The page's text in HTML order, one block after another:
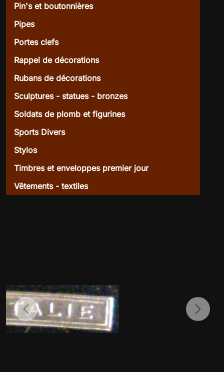
Pin's et boutonnières
Pipes
Portes clefs
Rappel de décorations
Rubans de décorations
Sculptures - statues - bronzes
Soldats de plomb et figurines
Sports Divers
Stylos
Timbres et enveloppes premier jour
Vêtements - textiles
Previous Next